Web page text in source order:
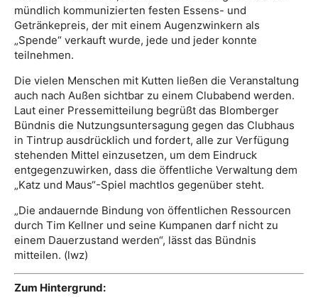
mündlich kommunizierten festen Essens- und
Getränkepreis, der mit einem Augenzwinkern als
„Spende“ verkauft wurde, jede und jeder konnte
teilnehmen.
Die vielen Menschen mit Kutten ließen die Veranstaltung
auch nach Außen sichtbar zu einem Clubabend werden.
Laut einer Pressemitteilung begrüßt das Blomberger
Bündnis die Nutzungsuntersagung gegen das Clubhaus
in Tintrup ausdrücklich und fordert, alle zur Verfügung
stehenden Mittel einzusetzen, um dem Eindruck
entgegenzuwirken, dass die öffentliche Verwaltung dem
„Katz und Maus“-Spiel machtlos gegenüber steht.
„Die andauernde Bindung von öffentlichen Ressourcen
durch Tim Kellner und seine Kumpanen darf nicht zu
einem Dauerzustand werden“, lässt das Bündnis
mitteilen. (lwz)
Zum Hintergrund: